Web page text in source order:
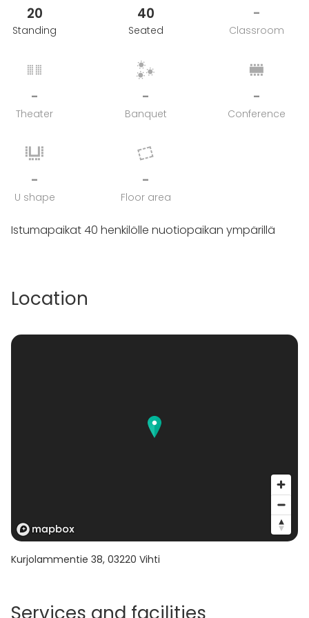
20
Standing
40
Seated
-
Classroom
-
Theater
-
Banquet
-
Conference
-
U shape
-
Floor area
Istumapaikat 40 henkilölle nuotiopaikan ympärillä
Location
Kurjolammentie 38, 03220 Vihti